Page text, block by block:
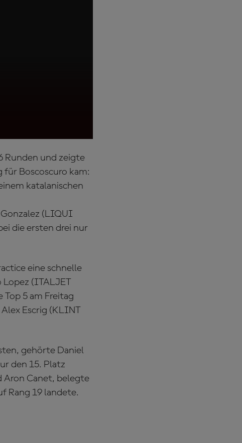
Runden und zeigte
für Boscoscuro kam:
katalanischen
(LIQUI
die ersten drei nur
eine schnelle
(ITALJET
5 am Freitag
Escrig (KLINT
gehörte Daniel
den 15. Platz
Aron Canet, belegte
Rang 19 landete.